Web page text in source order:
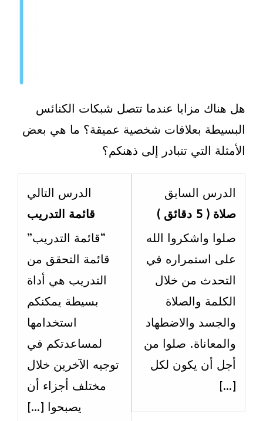
هل هناك مزايا عندما تتصل شبكات الكنائس
البسيطة بعلاقات شخصية عميقة؟ ما هي بعض
الأمثلة التي تتبادر إلى ذهنكم؟
الدرس السابق
صلاة ( 5 دقائق )
صلوا واشكروا الله
على استمراره في
التحدث من خلال
الكلمة والصلاة
والجسد والاضطهاد
والمعاناة. صلوا من
أجل أن يكون لكل
[…]
section
الدرس التالي
قائمة التدريب
“قائمة التدريب”
قائمة التحقق من
التدريب هي أداة
بسيطة يمكنكم
استخدامها
لمساعدتكم في
توجيه الآخرين خلال
مختلف أجزاء أن
يصبحوا […]
3
عشر.